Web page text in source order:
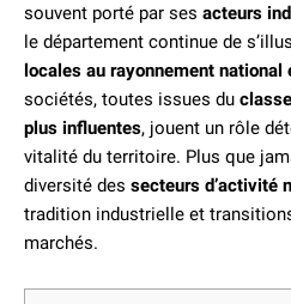
souvent porté par ses acteurs
le département continue de
locales au rayonnement national
sociétés, toutes issues du
plus influentes, jouent un rôle
vitalité du territoire. Plus que
diversité des secteurs d’activité
tradition industrielle et
marchés.